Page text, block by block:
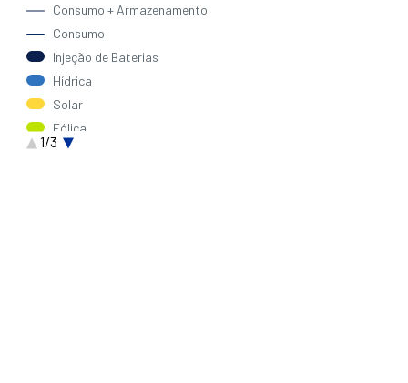
1/3
Consumo + Armazenamento
Consumo
Injeção de Baterias
Hídrica
Solar
Eólica
Saldo Importador